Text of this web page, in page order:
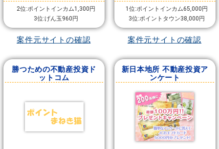
2位:ポイントインカム1,300円
3位:げん玉960円
案件元サイトの確認
1位:ポイントインカム65,000円
3位:ポイントタウン38,000円
案件元サイトの確認
勝つための不動産投資ド
ットコム
新日本地所 不動産投資ア
ンケート